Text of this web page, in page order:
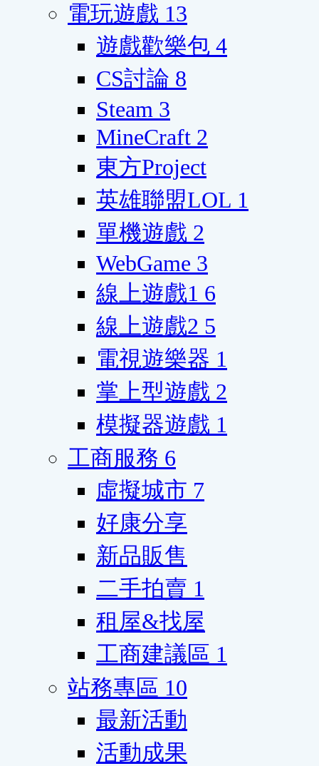
電玩遊戲 13
遊戲歡樂包 4
CS討論 8
Steam 3
MineCraft 2
東方Project
英雄聯盟LOL 1
單機遊戲 2
WebGame 3
線上遊戲1 6
線上遊戲2 5
電視遊樂器 1
掌上型遊戲 2
模擬器遊戲 1
工商服務 6
虛擬城市 7
好康分享
新品販售
二手拍賣 1
租屋&找屋
工商建議區 1
站務專區 10
最新活動
活動成果